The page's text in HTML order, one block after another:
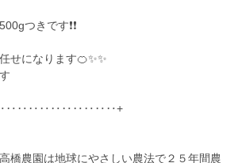
つきです❗❗
せになります🍊✨✨
橋農園は地球にやさしい農法で２５年間農